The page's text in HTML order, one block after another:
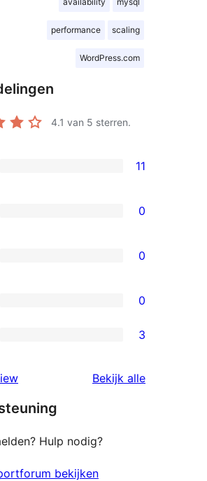
performance scaling
WordPress.com
4.1 van 5 sterren.
11
0
0
0
3
Bekijk alle
Hulp nodig?
bekijken